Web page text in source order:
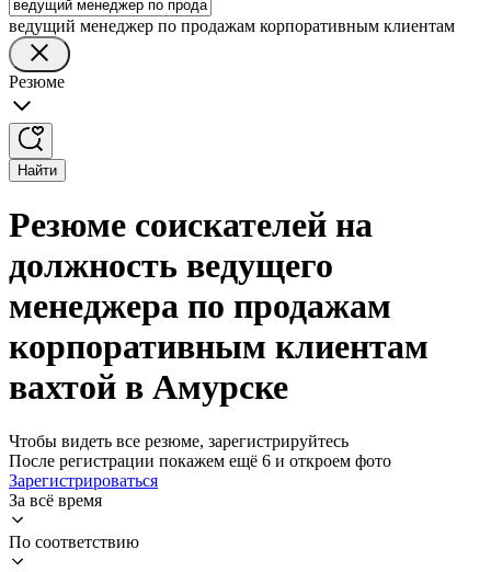
ведущий менеджер по продажам корпоративным клиентам
Резюме
Найти
Резюме соискателей на
должность ведущего
менеджера по продажам
корпоративным клиентам
вахтой в Амурске
Чтобы видеть все резюме, зарегистрируйтесь
После регистрации покажем ещё 6 и откроем фото
Зарегистрироваться
За всё время
По соответствию